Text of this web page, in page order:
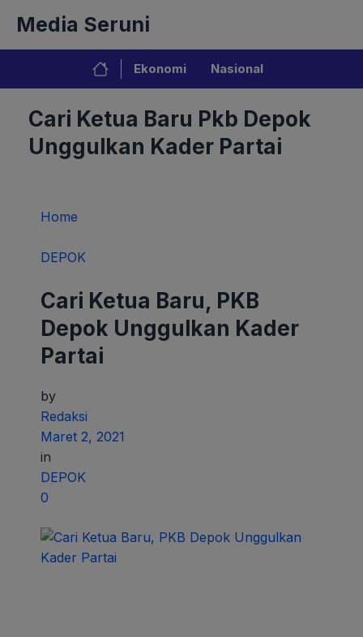
isi
Media Seruni
Ekonomi Nasional
Cari Ketua Baru Pkb Depok
Unggulkan Kader Partai
Home
DEPOK
Cari Ketua Baru, PKB
Depok Unggulkan Kader
Partai
by
Redaksi
Maret 2, 2021
in
DEPOK
0